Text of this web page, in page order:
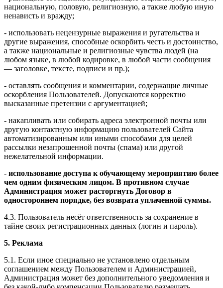
национальную, половую, религиозную, а также любую иную
ненависть и вражду;
- использовать нецензурные выражения и ругательства и
другие выражения, способные оскорбить честь и достоинство,
а также национальные и религиозные чувства людей (на
любом языке, в любой кодировке, в любой части сообщения
— заголовке, тексте, подписи и пр.);
- оставлять сообщения и комментарии, содержащие личные
оскорбления Пользователей. Допускаются корректно
высказанные претензии с аргументацией;
- накапливать или собирать адреса электронной почты или
другую контактную информацию пользователей Сайта
автоматизированным или иными способами для целей
рассылки незапрошенной почты (спама) или другой
нежелательной информации.
- использование доступа к обучающему мероприятию более
чем одним физическим лицом. В противном случае
Администрация может расторгнуть Договор в
одностороннем порядке, без возврата уплаченной суммы.
4.3. Пользователь несёт ответственность за сохранение в
тайне своих регистрационных данных (логин и пароль).
5. Реклама
5.1. Если иное специально не установлено отдельным
соглашением между Пользователем и Администрацией,
Администрация может без дополнительного уведомления и